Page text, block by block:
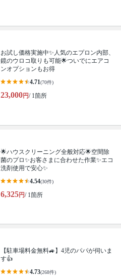
お試し価格実施中✨人気のエプロン内部、
鏡のウロコ取りも可能🌟ついでにエアコ
ンオプションもお得
4.71(70件)
23,000円/ 1箇所
🌟ハウスクリーニング全般対応🌟空間除
菌のプロ✨お客さまに合わせた作業✨エコ
洗剤使用で安心✨
4.54(30件)
6,325円/ 1箇所
【駐車場料金無料🚙】4児のパパが伺いま
す👍
4.73(268件)